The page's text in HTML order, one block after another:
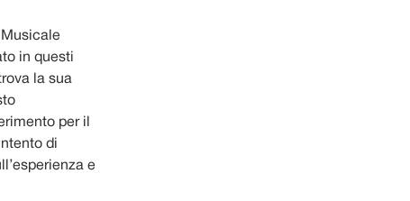
in questi
la sua
per il
di
e